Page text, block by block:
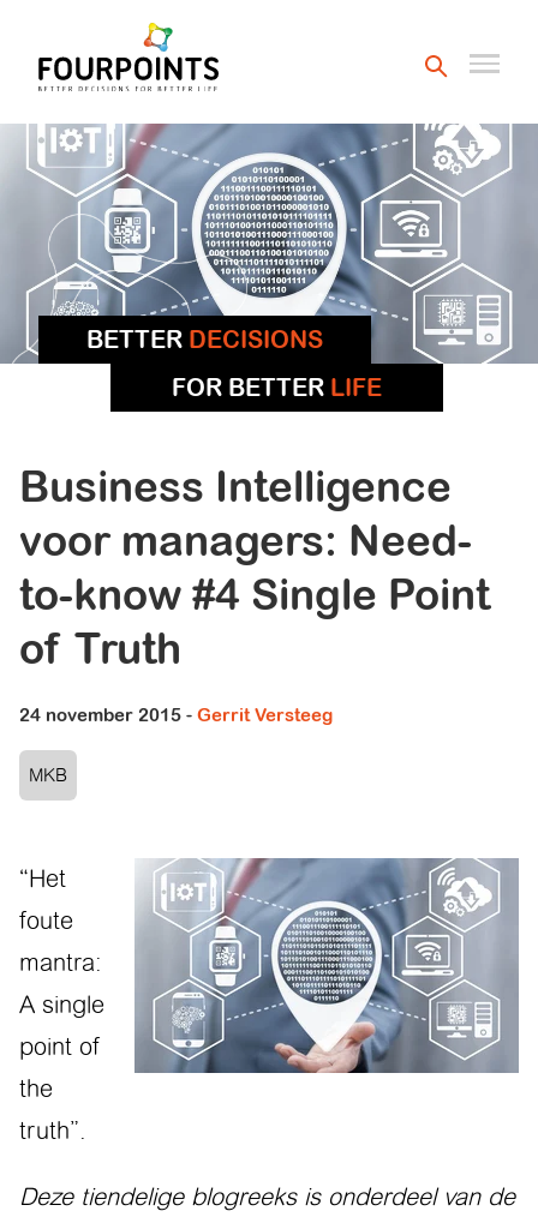
BETTER DECISIONS
FOR BETTER LIFE
Business Intelligence
voor managers: Need-
to-know #4 Single Point
of Truth
24 november 2015 - Gerrit Versteeg
MKB
“Het
foute
mantra:
A single
point of
the
truth”.
Deze tiendelige blogreeks is onderdeel van de